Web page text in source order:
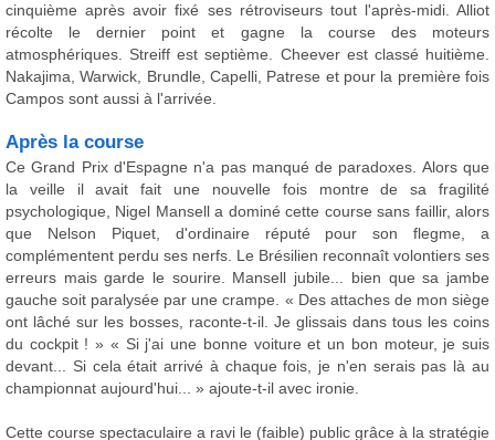
cinquième après avoir fixé ses rétroviseurs tout l'après-midi. Alliot
récolte le dernier point et gagne la course des moteurs
atmosphériques. Streiff est septième. Cheever est classé huitième.
Nakajima, Warwick, Brundle, Capelli, Patrese et pour la première fois
Campos sont aussi à l'arrivée.
Après la course
Ce Grand Prix d'Espagne n'a pas manqué de paradoxes. Alors que
la veille il avait fait une nouvelle fois montre de sa fragilité
psychologique, Nigel Mansell a dominé cette course sans faillir, alors
que Nelson Piquet, d'ordinaire réputé pour son flegme, a
complémentent perdu ses nerfs. Le Brésilien reconnaît volontiers ses
erreurs mais garde le sourire. Mansell jubile... bien que sa jambe
gauche soit paralysée par une crampe. « Des attaches de mon siège
ont lâché sur les bosses, raconte-t-il. Je glissais dans tous les coins
du cockpit ! » « Si j'ai une bonne voiture et un bon moteur, je suis
devant... Si cela était arrivé à chaque fois, je n'en serais pas là au
championnat aujourd'hui... » ajoute-t-il avec ironie.
Cette course spectaculaire a ravi le (faible) public grâce à la stratégie